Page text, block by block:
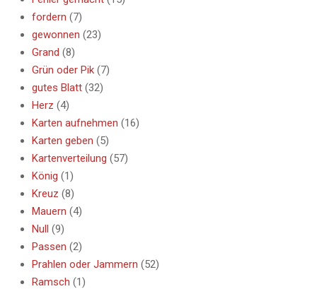
fordern (7)
gewonnen (23)
Grand (8)
Grün oder Pik (7)
gutes Blatt (32)
Herz (4)
Karten aufnehmen (16)
Karten geben (5)
Kartenverteilung (57)
König (1)
Kreuz (8)
Mauern (4)
Null (9)
Passen (2)
Prahlen oder Jammern (52)
Ramsch (1)